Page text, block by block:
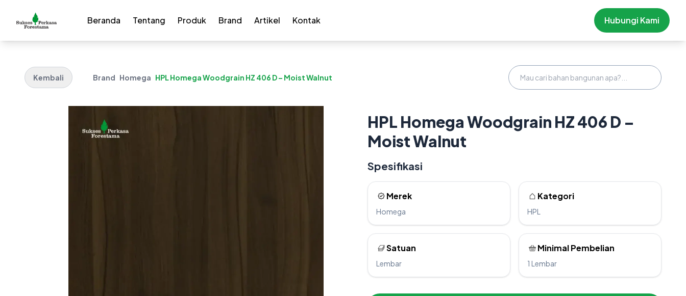
Beranda Tentang Produk Brand Artikel Kontak Hubungi Kami
Kembali Brand Homega HPL Homega Woodgrain HZ 406 D – Moist Walnut
HPL Homega Woodgrain HZ 406 D –
Moist Walnut
Spesifikasi
Merek
Homega
Kategori
HPL
Satuan
Lembar
Minimal Pembelian
1 Lembar